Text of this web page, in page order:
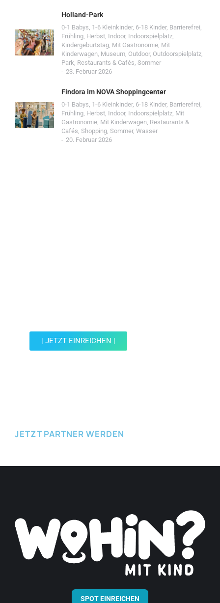
Holland-Park
0-1 Babys, 1-6 Kleinkinder, 6-18 Kinder, Barrierefrei,
Frühling, Herbst, Indoor, Indoorspielplatz,
Kindergeburtstag, Mit Gastronomie, Mit
Kinderwagen, Museum, Outdoor, Outdoorspielplatz,
Park, Restaurants & Cafés, Sommer
23. Februar 2026
Findora im NOVA Shoppingcenter
0-1 Babys, 1-6 Kleinkinder, 6-18 Kinder, Barrierefrei,
Frühling, Herbst, Indoor, Indoorspielplatz, Mit
Gastronomie, Mit Kinderwagen, Restaurants &
Cafés, Shopping, Sommer, Wasser
20. Februar 2026
| JETZT EINREICHEN |
JETZT PARTNER WERDEN
SPOT EINREICHEN